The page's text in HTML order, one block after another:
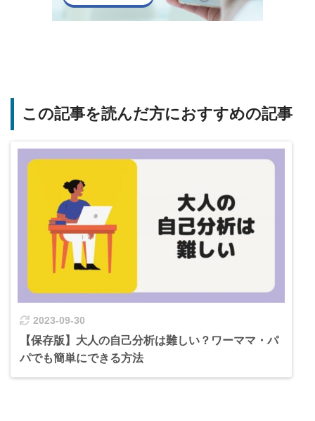
この記事を読んだ方におすすめの記事
2023-09-30
【保存版】大人の自己分析は難しい？ワーママ・パ
パでも簡単にできる方法